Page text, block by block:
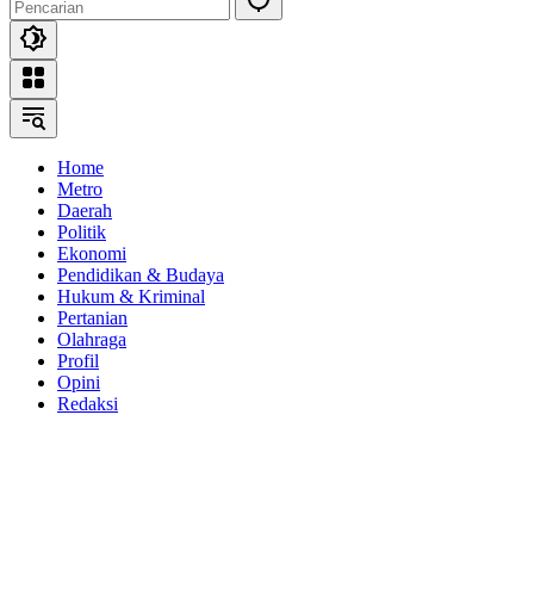
Home
Metro
Daerah
Politik
Ekonomi
Pendidikan & Budaya
Hukum & Kriminal
Pertanian
Olahraga
Profil
Opini
Redaksi